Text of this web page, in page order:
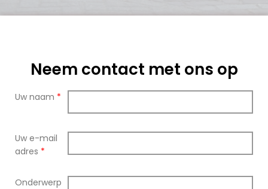
Neem contact met ons op
Uw naam *
Uw e-mail
adres *
Onderwerp